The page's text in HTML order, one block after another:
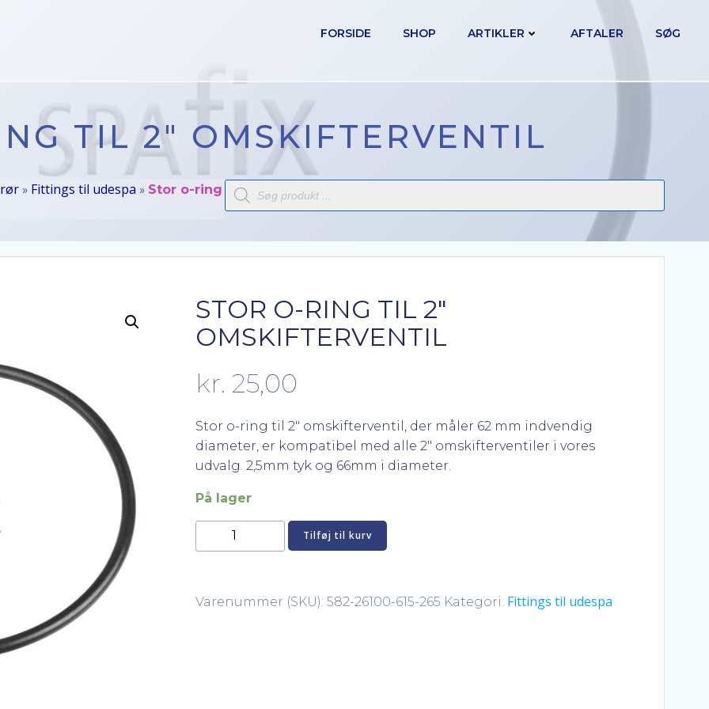
FORSIDE SHOP ARTIKLER AFTALER SØG
TIL 2″ OMSKIFTERVENTIL
» Fittings til udespa » Stor o-ring Products
search
STOR O-RING TIL 2″
OMSKIFTERVENTIL
kr. 25,00
Stor o-ring til 2″ omskifterventil, der måler 62 mm indvendig
diameter, er kompatibel med alle 2″ omskifterventiler i vores
udvalg. 2,5mm tyk og 66mm i diameter.
På lager
o-
2"
Tilføj til kurv
Varenummer (SKU): 582-26100-615-265 Kategori: Fittings til udespa